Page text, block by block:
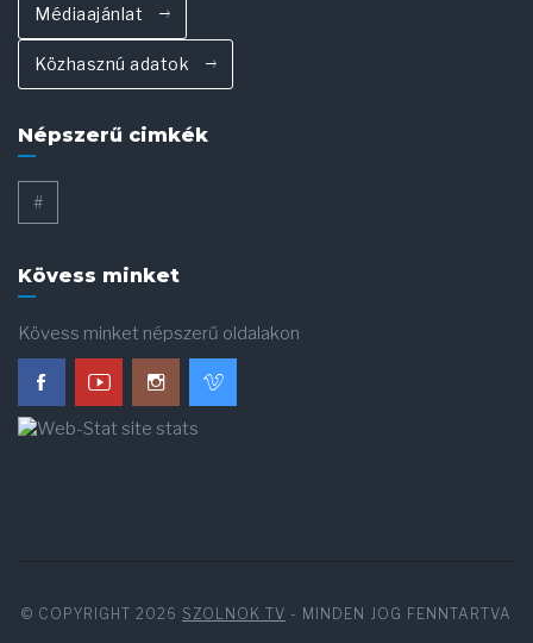
Médiaajánlat
Közhasznú adatok
Népszerű cimkék
#
Kövess minket
Kövess minket népszerű oldalakon
© COPYRIGHT 2026 SZOLNOK TV - MINDEN JOG FENNTARTVA